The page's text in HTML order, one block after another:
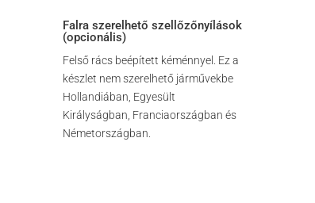
Falra szerelhető szellőzőnyílások
(opcionális)
Felső rács beépített kéménnyel. Ez a
készlet nem szerelhető járművekbe
Hollandiában, Egyesült
Királyságban, Franciaországban és
Németországban.